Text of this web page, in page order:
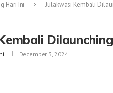
Hari Ini Julakwasi Kembali
December 3, 2024